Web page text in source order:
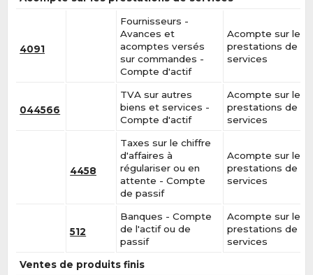
4091
Fournisseurs -
Avances et
acomptes versés
sur commandes -
Compte d'actif
Acompte sur les
prestations de
services
044566
TVA sur autres
biens et services -
Compte d'actif
Acompte sur les
prestations de
services
4458
Taxes sur le chiffre
d'affaires à
régulariser ou en
attente - Compte
de passif
Acompte sur les
prestations de
services
512
Banques - Compte
de l'actif ou de
passif
Acompte sur les
prestations de
services
Ventes de produits finis